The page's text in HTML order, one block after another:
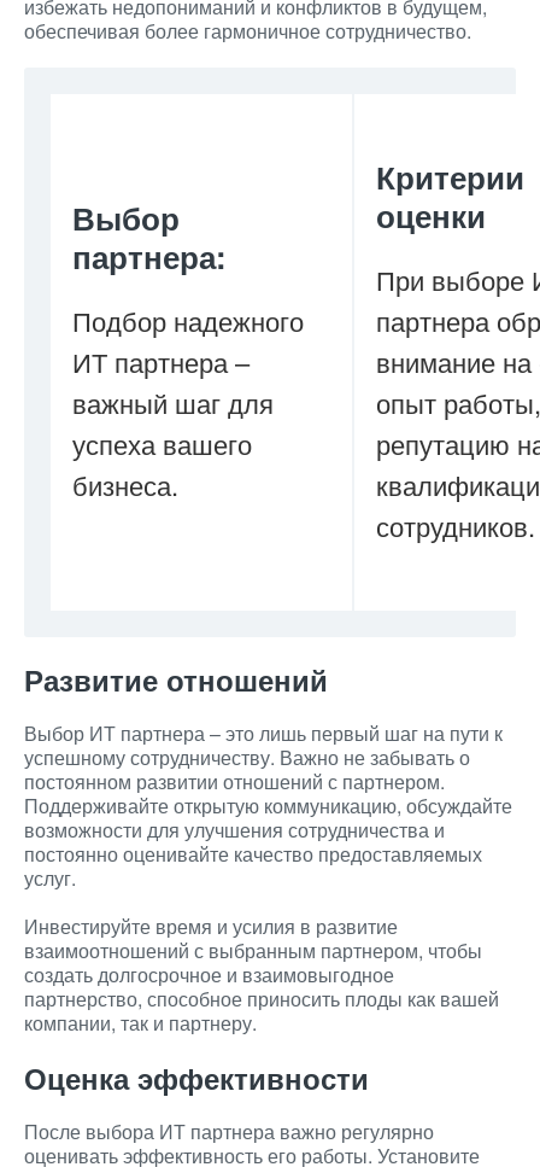
избежать недопониманий и конфликтов в будущем,
обеспечивая более гармоничное сотрудничество.
Выбор
партнера:
Подбор надежного
ИТ партнера –
важный шаг для
успеха вашего
бизнеса.
Критерии
оценки
При выборе
партнера
внимание на
опыт работы,
репутацию
сотрудников.
Развитие отношений
Выбор ИТ партнера – это лишь первый шаг на пути к
успешному сотрудничеству. Важно не забывать о
постоянном развитии отношений с партнером.
Поддерживайте открытую коммуникацию, обсуждайте
возможности для улучшения сотрудничества и
постоянно оценивайте качество предоставляемых
услуг.
Инвестируйте время и усилия в развитие
взаимоотношений с выбранным партнером, чтобы
создать долгосрочное и взаимовыгодное
партнерство, способное приносить плоды как вашей
компании, так и партнеру.
Оценка эффективности
После выбора ИТ партнера важно регулярно
оценивать эффективность его работы. Установите